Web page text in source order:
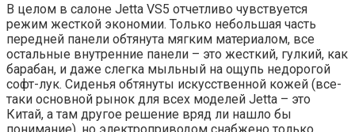
В целом в салоне Jetta VS5 отчетливо чувствуется
режим жесткой экономии. Только небольшая часть
передней панели обтянута мягким материалом, все
остальные внутренние панели – это жесткий, гулкий, как
барабан, и даже слегка мыльный на ощупь недорогой
софт-лук. Сиденья обтянуты искусственной кожей (все-
таки основной рынок для всех моделей Jetta – это
Китай, а там другое решение вряд ли нашло бы